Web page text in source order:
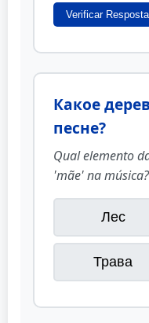
Verificar
Какое
песне?
Qual elemento
'mãe' na música?
Лес
Трава